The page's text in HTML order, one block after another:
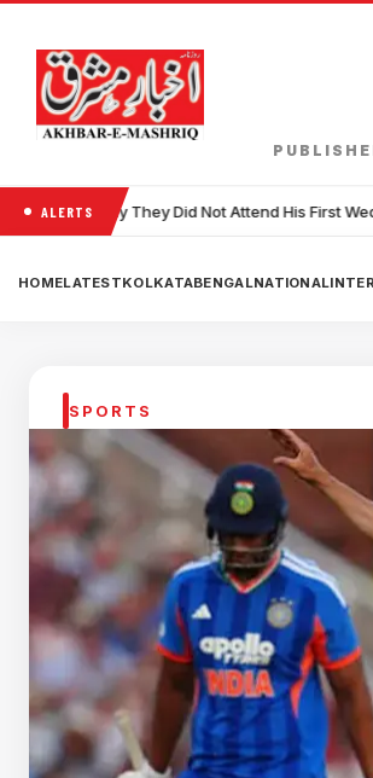
ALERTS
Not Attend His First Wedding • England's
HOMELATESTKOLKATABENGALNATIONAL
SPORTS